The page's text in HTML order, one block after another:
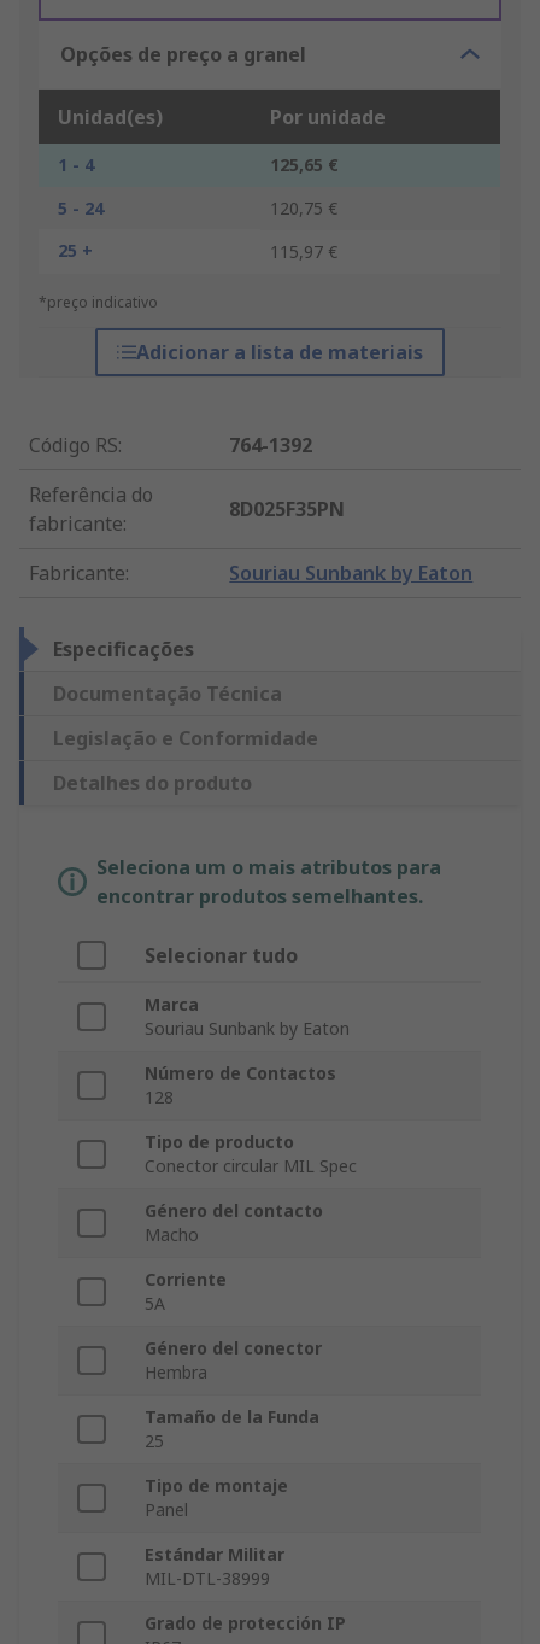
Opções de preço a granel
Unidad(es) Por unidade
1 - 4
125,65 €
5 - 24
120,75 €
25 +
115,97 €
*preço indicativo
Adicionar a lista de materiais
Código RS:
764-1392
Referência do
fabricante:
8D025F35PN
Fabricante: Souriau Sunbank by Eaton
Especificações
Documentação Técnica
Legislação e Conformidade
Detalhes do produto
Seleciona um o mais atributos para
encontrar produtos semelhantes.
Selecionar tudo
Marca
Souriau Sunbank by Eaton
Número de Contactos
128
Tipo de producto
Conector circular MIL Spec
Género del contacto
Macho
Corriente
5A
Género del conector
Hembra
Tamaño de la Funda
25
Tipo de montaje
Panel
Estándar Militar
MIL-DTL-38999
Grado de protección IP